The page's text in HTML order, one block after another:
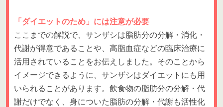
「ダイエットのため」には注意が必要
ここまでの解説で、サンザシは脂肪分の分解・消化・
代謝が得意であることや、高脂血症などの臨床治療に
活用されていることをお伝えしました。そのことから
イメージできるように、サンザシはダイエットにも用
いられることがあります。飲食物の脂肪分の分解・代
謝だけでなく、身についた脂肪の分解・代謝も活性化